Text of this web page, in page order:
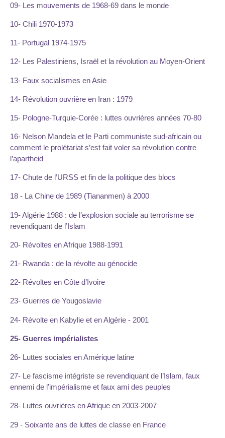
09- Les mouvements de 1968-69 dans le monde
10- Chili 1970-1973
11- Portugal 1974-1975
12- Les Palestiniens, Israël et la révolution au Moyen-Orient
13- Faux socialismes en Asie
14- Révolution ouvrière en Iran : 1979
15- Pologne-Turquie-Corée : luttes ouvrières années 70-80
16- Nelson Mandela et le Parti communiste sud-africain ou
comment le prolétariat s’est fait voler sa révolution contre
l’apartheid
17- Chute de l’URSS et fin de la politique des blocs
18 - La Chine de 1989 (Tiananmen) à 2000
19- Algérie 1988 : de l’explosion sociale au terrorisme se
revendiquant de l’Islam
20- Révoltes en Afrique 1988-1991
21- Rwanda : de la révolte au génocide
22- Révoltes en Côte d’Ivoire
23- Guerres de Yougoslavie
24- Révolte en Kabylie et en Algérie - 2001
25- Guerres impérialistes
26- Luttes sociales en Amérique latine
27- Le fascisme intégriste se revendiquant de l’Islam, faux
ennemi de l’impérialisme et faux ami des peuples
28- Luttes ouvrières en Afrique en 2003-2007
29 - Soixante ans de luttes de classe en France